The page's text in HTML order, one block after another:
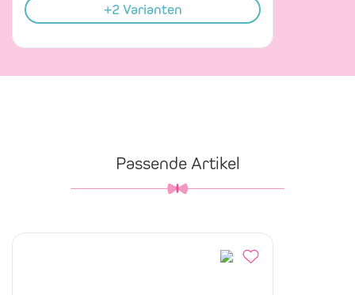
+2 Varianten
Passende Artikel